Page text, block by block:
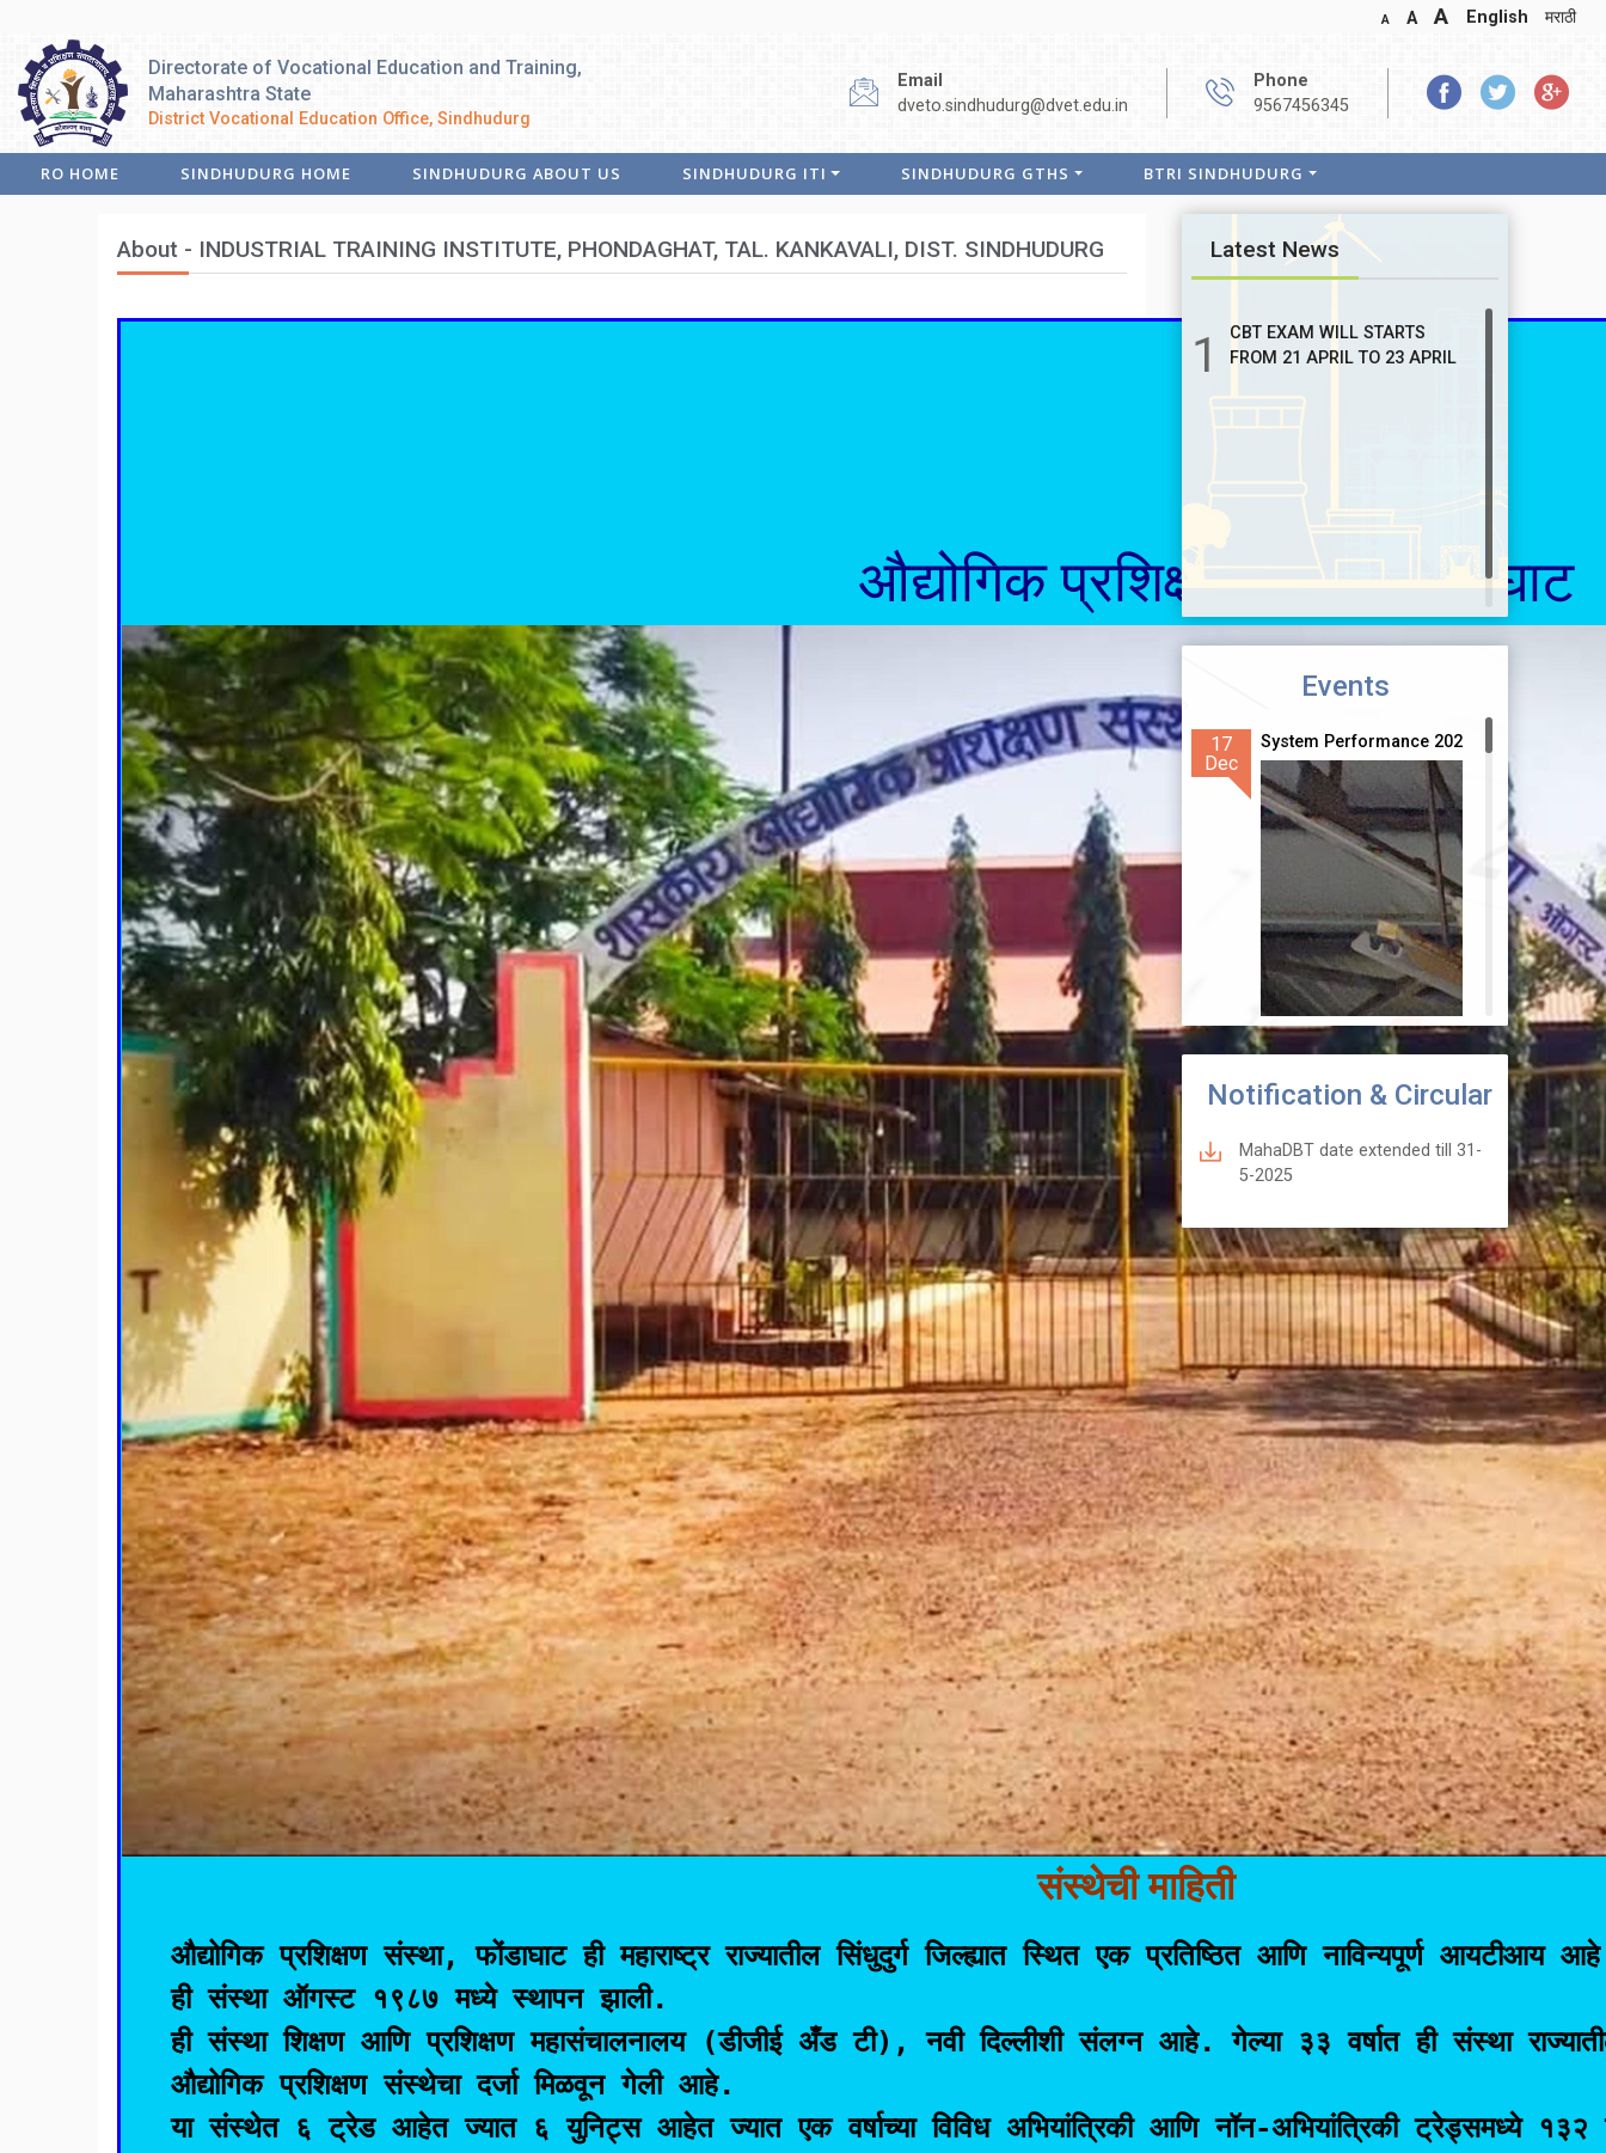
A A A English मराठी
Directorate of Vocational Education and Training,
Maharashtra State
District Vocational Education Office, Sindhudurg
Email
dveto.sindhudurg@dvet.edu.in
Phone
9567456345
RO HOME SINDHUDURG HOME SINDHUDURG ABOUT US SINDHUDURG ITI SINDHUDURG GTHS BTRI SINDHUDURG
About - INDUSTRIAL TRAINING INSTITUTE, PHONDAGHAT, TAL. KANKAVALI, DIST. SINDHUDURG
औद्योगिक प्रशिक्षण संस्था, फोंडाघाट
संस्थेची माहिती
औद्योगिक प्रशिक्षण संस्था, फोंडाघाट ही महाराष्ट्र राज्यातील सिंधुदुर्ग जिल्ह्यात स्थित एक प्रतिष्ठित आणि नाविन्यपूर्ण आयटीआय
ही संस्था ऑगस्ट १९८७ मध्ये स्थापन झाली.
ही संस्था शिक्षण आणि प्रशिक्षण महासंचालनालय (डीजीई अँड टी), नवी दिल्लीशी संलग्न आहे. गेल्या ३३ वर्षात ही संस्था
औद्योगिक प्रशिक्षण संस्थेचा दर्जा मिळवून गेली आहे.
या संस्थेत ६ ट्रेड आहेत ज्यात ६ युनिट्स आहेत ज्यात एक वर्षाच्या विविध अभियांत्रिकी आणि नॉन-अभियांत्रिकी ट्रेड्समध्ये
Latest News
1
CBT EXAM WILL STARTS
FROM 21 APRIL TO 23 APRIL
Events
17
Dec
System Performance 2024-25
Notification & Circular
MahaDBT date extended till 31-
5-2025